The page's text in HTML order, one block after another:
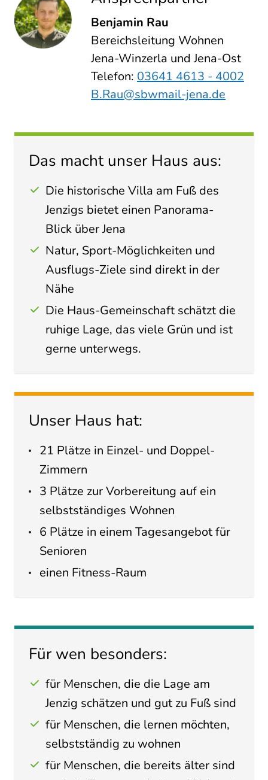
Benjamin Rau
Bereichsleitung Wohnen
Jena-Winzerla und Jena-Ost
Telefon: 03641 4613 - 4002
B.Rau@sbwmail-jena.de
Das macht unser Haus aus:
Die historische Villa am Fuß des
Jenzigs bietet einen Panorama-
Blick über Jena
Natur, Sport-Möglichkeiten und
Ausflugs-Ziele sind direkt in der
Nähe
Die Haus-Gemeinschaft schätzt die
ruhige Lage, das viele Grün und ist
gerne unterwegs.
Unser Haus hat:
21 Plätze in Einzel- und Doppel-
Zimmern
3 Plätze zur Vorbereitung auf ein
selbstständiges Wohnen
6 Plätze in einem Tagesangebot für
Senioren
einen Fitness-Raum
Für wen besonders:
für Menschen, die die Lage am
Jenzig schätzen und gut zu Fuß sind
für Menschen, die lernen möchten,
selbstständig zu wohnen
für Menschen, die bereits älter sind